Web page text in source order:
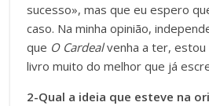
sucesso», mas que eu espero
caso. Na minha opinião,
que O Cardealvenha a ter,
livro muito do melhor que já
2-Qual a ideia que esteve na